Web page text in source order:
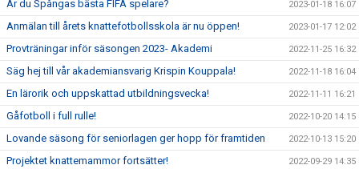
Är du Spångas bästa FIFA spelare? 2023-01-18 16:07
Anmälan till årets knattefotbollsskola är nu öppen! 2023-01-17 12:02
Provträningar inför säsongen 2023- Akademi 2022-11-25 16:32
Säg hej till vår akademiansvarig Krispin Kouppala! 2022-11-18 16:04
En lärorik och uppskattad utbildningsvecka! 2022-11-11 16:21
Gåfotboll i full rulle! 2022-10-20 14:15
Lovande säsong för seniorlagen ger hopp för framtiden 2022-10-13 15:20
Projektet knattemammor fortsätter! 2022-09-29 14:35